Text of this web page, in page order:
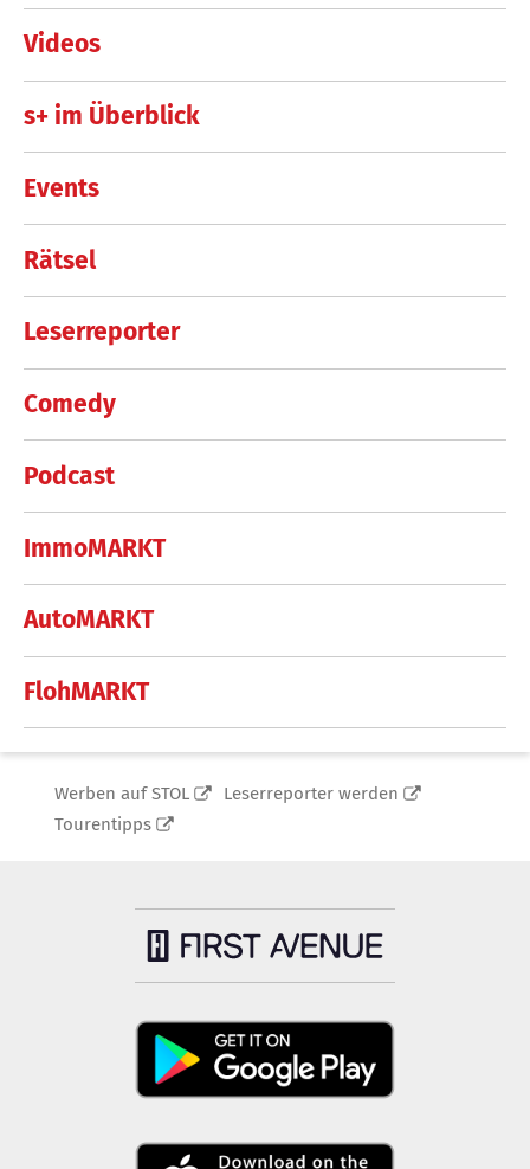
Videos
s+ im Überblick
Events
Rätsel
Leserreporter
Comedy
Podcast
ImmoMARKT
AutoMARKT
FlohMARKT
Werben auf STOL
Leserreporter werden
Tourentipps